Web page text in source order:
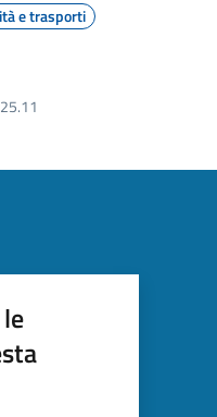
e trasporti